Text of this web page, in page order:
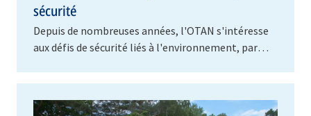
sécurité
Depuis de nombreuses années, l'OTAN s'intéresse
aux défis de sécurité liés à l'environnement, parmi
météorologiques…